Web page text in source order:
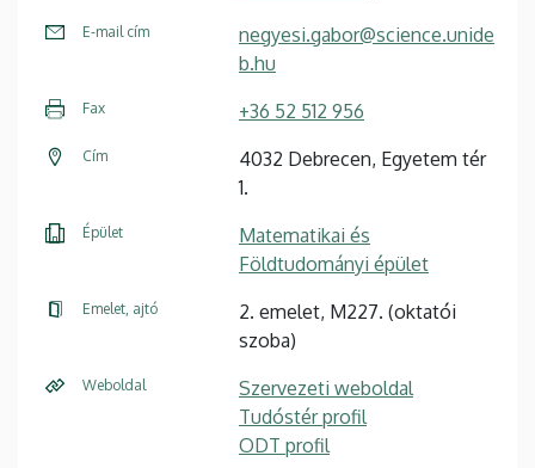
E-mail cím
negyesi.gabor@science.unide
b.hu
Fax +36 52 512 956
Cím
4032 Debrecen, Egyetem tér
1.
Épület
Matematikai és
Földtudományi épület
Emelet, ajtó
2. emelet, M227. (oktatói
szoba)
Weboldal
Szervezeti weboldal
Tudóstér profil
ODT profil